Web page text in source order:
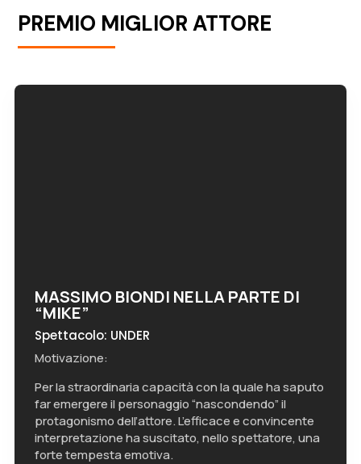
PREMIO MIGLIOR ATTORE
MASSIMO BIONDI NELLA PARTE DI
“MIKE”
Spettacolo: UNDER
Motivazione:
Per la straordinaria capacità con la quale ha saputo
far emergere il personaggio “nascondendo” il
protagonismo dell’attore. L’efficace e convincente
interpretazione ha suscitato, nello spettatore, una
forte tempesta emotiva.